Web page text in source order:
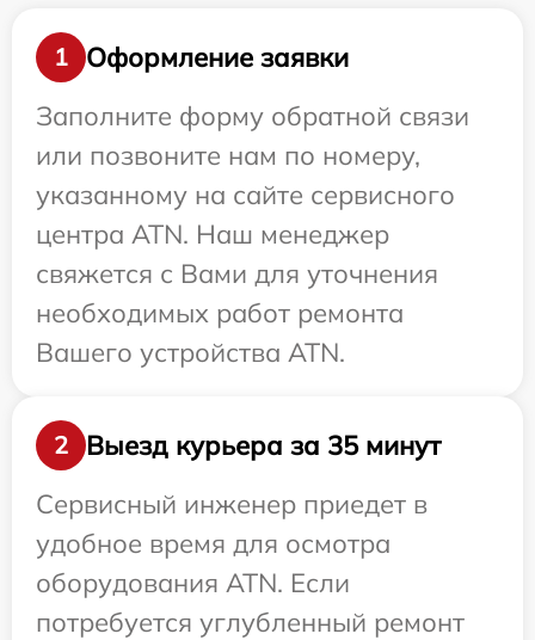
1
Оформление заявки
Заполните форму обратной связи
или позвоните нам по номеру,
указанному на сайте сервисного
центра ATN. Наш менеджер
свяжется с Вами для уточнения
необходимых работ ремонта
Вашего устройства ATN.
2
Выезд курьера за 35 минут
Сервисный инженер приедет в
удобное время для осмотра
оборудования ATN. Если
потребуется углубленный ремонт